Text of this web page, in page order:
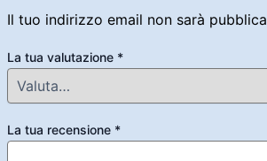
Il tuo indirizzo email non sarà
La tua valutazione *
La tua recensione *